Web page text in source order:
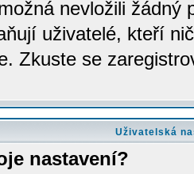
nevložili žádný
uživatelé, kteří
Zkuste se
Uživatelská
nastavení?